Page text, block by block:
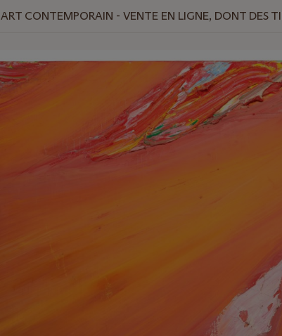
ART CONTEMPORAIN - VENTE EN LIGNE, DONT DES